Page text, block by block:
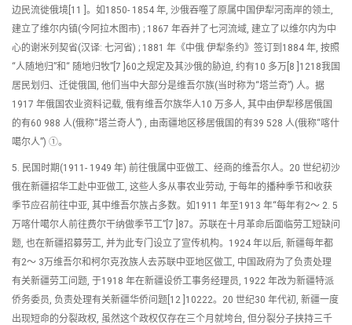
边民流徙俄境[11 ]。如1850- 1854 年, 沙俄吞噬了原属中国伊犁河南岸的领土,
建立了维尔内镇(今阿拉木图市) ; 1867 年吞并了七河流域, 建立了以维尔内为中
心的谢米列契省(汉译: 七河省) ; 1881 年《中俄 伊犁条约》签订到1884 年, 按照
“人随地归”和“ 随地归牧”[7 ]60之规定及其沙俄的胁迫, 约有10 多万[8 ]1218我国
居民划归、迁徙俄国, 他们当中大部分是维吾尔族(当时称为“塔兰奇”) 人。据
1917 年俄国农业资料记载, 俄有维吾尔族华人10 万多人, 其中由伊犁移居俄国
的有60 988 人(俄称“塔兰奇人”) , 由南疆地区移居俄国的有39 528 人(俄称“喀什
噶尔人”) ①。
5. 民国时期(1911- 1949 年) 前往俄属中亚做工、经商的维吾尔人。20 世纪初沙
俄在新疆招华工赴中亚做工, 这些人多从事农业劳动, 于每年的播种季节和收获
季节应召前往中亚, 其中维吾尔族占多数。如1911 年至1913 年“每年有2～ 2. 5
万喀什噶尔人前往费尔干纳做季节工”[7 ]87。苏联在十月革命后面临劳工短缺问
题, 也在新疆招募劳工, 并为此专门设立了宣传机构。1924 年以后, 新疆每年都
有2～ 3万维吾尔和柯尔克孜族人去苏联中亚地区做工, 中国政府为了负责处理
有关新疆劳工问题, 于1918 年在新疆设侨工事务经理员, 1922 年改为新疆特派
侨务委员, 负责处理有关新疆华侨问题[12 ]10222。20 世纪30 年代初, 新疆一度
出现短命的分裂政权, 虽然这个政权仅存在三个月就垮台, 但分裂分子挟持三千